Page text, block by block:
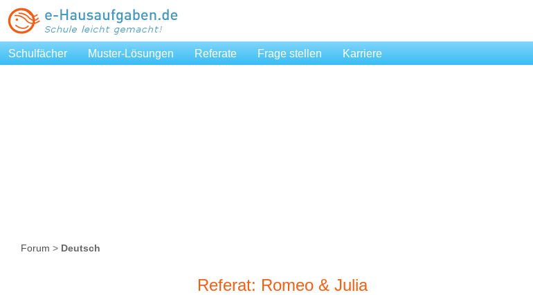
Schulfächer Muster-Lösungen Referate Frage stellen Karriere
Forum > Deutsch
Referat: Romeo & Julia